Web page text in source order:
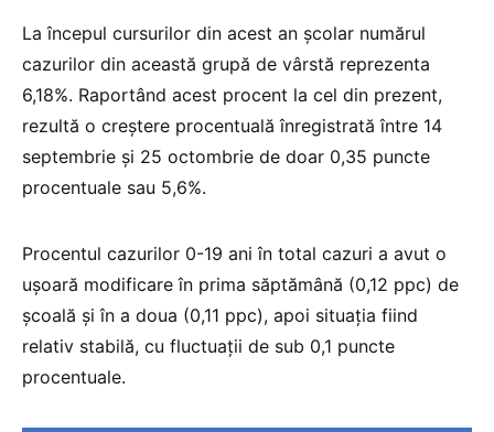
La începul cursurilor din acest an școlar numărul
cazurilor din această grupă de vârstă reprezenta
6,18%. Raportând acest procent la cel din prezent,
rezultă o creștere procentuală înregistrată între 14
septembrie și 25 octombrie de doar 0,35 puncte
procentuale sau 5,6%.
Procentul cazurilor 0-19 ani în total cazuri a avut o
ușoară modificare în prima săptămână (0,12 ppc) de
școală și în a doua (0,11 ppc), apoi situația fiind
relativ stabilă, cu fluctuații de sub 0,1 puncte
procentuale.